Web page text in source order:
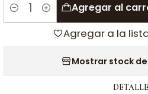
Cantidad
Agregar al
Agregar a la
Mostrar stock